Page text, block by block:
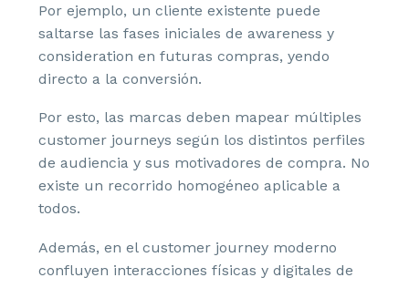
Por ejemplo, un cliente existente puede
saltarse las fases iniciales de awareness y
consideration en futuras compras, yendo
directo a la conversión.
Por esto, las marcas deben mapear múltiples
customer journeys según los distintos perfiles
de audiencia y sus motivadores de compra. No
existe un recorrido homogéneo aplicable a
todos.
Además, en el customer journey moderno
confluyen interacciones físicas y digitales de